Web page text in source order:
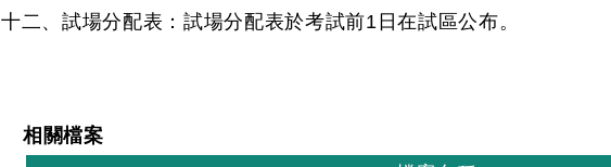
十二、試場分配表：試場分配表於考試前1日在試區公布。
相關檔案